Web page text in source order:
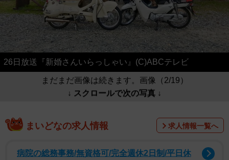
26日放送『新婚さんいらっしゃい』(C)ABCテレビ
まだまだ画像は続きます。画像（2/19）
↓ スクロールで次の写真 ↓
まいどなの求人情報 求人情報一覧へ
病院の総務事務/無資格可/完全週休2日制/平日休